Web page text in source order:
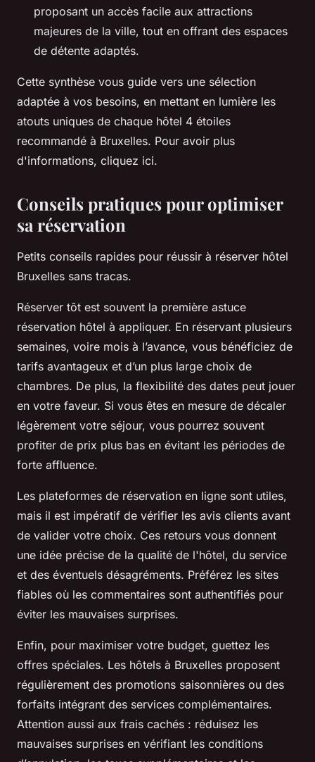
proposant un accès facile aux attractions
majeures de la ville, tout en offrant des espaces
de détente adaptés.
Cette synthèse vous guide vers une sélection
adaptée à vos besoins, en mettant en lumière les
atouts uniques de chaque hôtel 4 étoiles
recommandé à Bruxelles. Pour avoir plus
d'informations, cliquez ici.
Conseils pratiques pour optimiser
sa réservation
Petits conseils rapides pour réussir à réserver hôtel
Bruxelles sans tracas.
Réserver tôt est souvent la première astuce
réservation hôtel à appliquer. En réservant plusieurs
semaines, voire mois à l’avance, vous bénéficiez de
tarifs avantageux et d’un plus large choix de
chambres. De plus, la flexibilité des dates peut jouer
en votre faveur. Si vous êtes en mesure de décaler
légèrement votre séjour, vous pourrez souvent
profiter de prix plus bas en évitant les périodes de
forte affluence.
Les plateformes de réservation en ligne sont utiles,
mais il est impératif de vérifier les avis clients avant
de valider votre choix. Ces retours vous donnent
une idée précise de la qualité de l'hôtel, du service
et des éventuels désagréments. Préférez les sites
fiables où les commentaires sont authentifiés pour
éviter les mauvaises surprises.
Enfin, pour maximiser votre budget, guettez les
offres spéciales. Les hôtels à Bruxelles proposent
régulièrement des promotions saisonnières ou des
forfaits intégrant des services complémentaires.
Attention aussi aux frais cachés : réduisez les
mauvaises surprises en vérifiant les conditions